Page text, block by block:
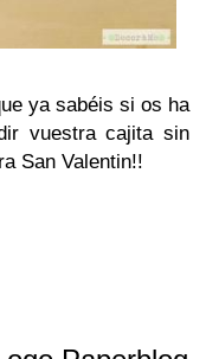
ya sabéis si os ha
vuestra cajita sin
San Valentin!!